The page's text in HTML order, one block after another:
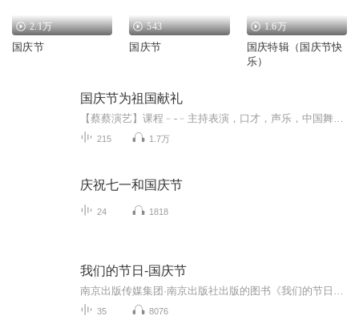
2.1万
国庆节
543
国庆节
1.6万
国庆特辑（国庆节快
乐）
国庆节为祖国献礼
215 1.7万
庆祝七一和国庆节
24 1818
我们的节日-国庆节
35 8076